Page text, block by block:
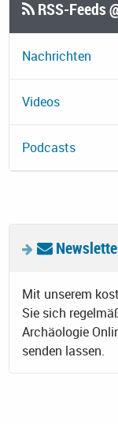
RSS-Feeds
Nachrichten
Videos
Podcasts
Mit unserem
Sie sich
Archäologie
senden lassen.